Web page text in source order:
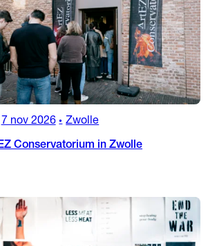
7 nov 2026 • Zwolle
Conservatorium in Zwolle